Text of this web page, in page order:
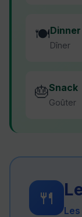
🍽Dinner
Dîner
🎂Snack
Goûter
🍴